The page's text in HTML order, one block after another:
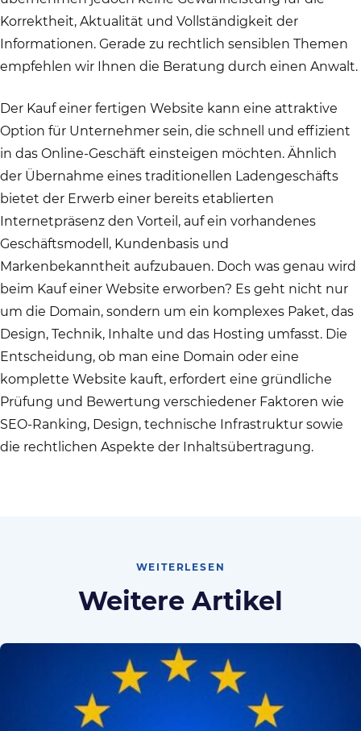
Korrektheit, Aktualität und Vollständigkeit der
Informationen. Gerade zu rechtlich sensiblen Themen
empfehlen wir Ihnen die Beratung durch einen Anwalt.
Der Kauf einer fertigen Website kann eine attraktive
Option für Unternehmer sein, die schnell und effizient
in das Online-Geschäft einsteigen möchten. Ähnlich
der Übernahme eines traditionellen Ladengeschäfts
bietet der Erwerb einer bereits etablierten
Internetpräsenz den Vorteil, auf ein vorhandenes
Geschäftsmodell, Kundenbasis und
Markenbekanntheit aufzubauen. Doch was genau wird
beim Kauf einer Website erworben? Es geht nicht nur
um die Domain, sondern um ein komplexes Paket, das
Design, Technik, Inhalte und das Hosting umfasst. Die
Entscheidung, ob man eine Domain oder eine
komplette Website kauft, erfordert eine gründliche
Prüfung und Bewertung verschiedener Faktoren wie
SEO-Ranking, Design, technische Infrastruktur sowie
die rechtlichen Aspekte der Inhaltsübertragung.
WEITERLESEN
Weitere Artikel